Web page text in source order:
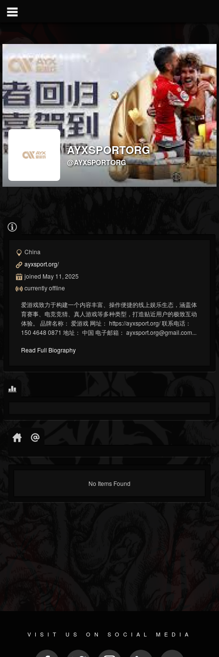
AYXSPORTORG
@AYXSPORTORG
China
ayxsport.org/
joined May 11, 2025
currently offline
爱游戏致力于构建一个内容丰富、操作便捷的线上娱乐生态，涵盖体
育赛事、电竞竞猜、真人游戏等多种类型，打造贴近用户的极致互动
体验。 品牌名称： 爱游戏 网址： https://ayxsport.org/ 联系电话：
150 4648 0871 地址： 中国 电子邮箱： ayxsport.org@gmail.com...
Read Full Biography
No Items Found
VISIT US ON SOCIAL MEDIA